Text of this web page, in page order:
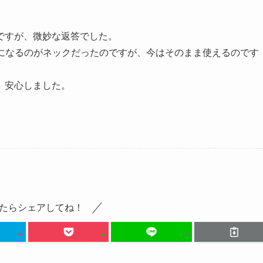
が、微妙な返答でした。
るのがネックだったのですが、今はそのまま使えるのです
心しました。
らシェアしてね！